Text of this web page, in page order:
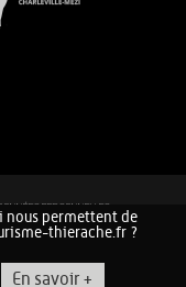
PERSONNELLES
nous permettent de
thierache.fr ?
En savoir +